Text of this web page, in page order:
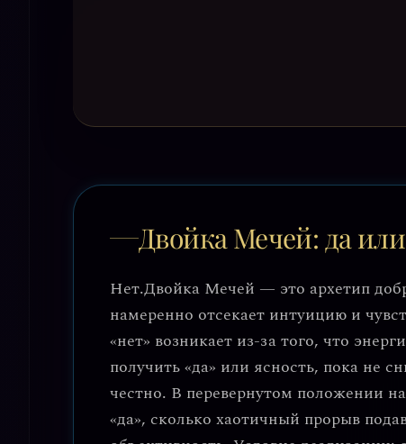
Двойка Мечей: да
Нет.Двойка Мечей — это архетип
намеренно отсекает интуицию и
«нет» возникает из-за того, что
получить «да» или ясность, пока не
честно. В перевернутом положении
«да», сколько хаотичный прорыв